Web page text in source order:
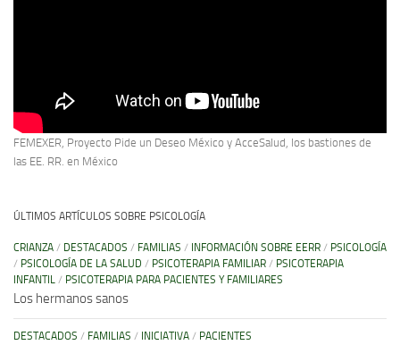
FEMEXER, Proyecto Pide un Deseo México y AcceSalud, los bastiones de
las EE. RR. en México
ÚLTIMOS ARTÍCULOS SOBRE PSICOLOGÍA
CRIANZA / DESTACADOS / FAMILIAS / INFORMACIÓN SOBRE EERR / PSICOLOGÍA
/ PSICOLOGÍA DE LA SALUD / PSICOTERAPIA FAMILIAR / PSICOTERAPIA
INFANTIL / PSICOTERAPIA PARA PACIENTES Y FAMILIARES
Los hermanos sanos
DESTACADOS / FAMILIAS / INICIATIVA / PACIENTES